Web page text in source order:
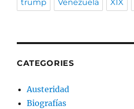
trump Venezuela XIX
CATEGORIES
Austeridad
Biografías